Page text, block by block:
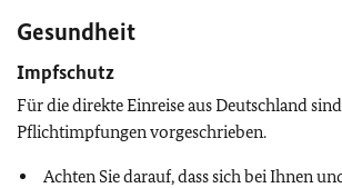
Gesundheit
Impfschutz
Für die direkte Einreise aus Deutschland
Pflichtimpfungen vorgeschrieben.
Achten Sie darauf, dass sich bei Ihnen